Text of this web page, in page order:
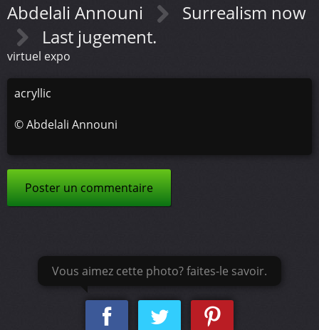
Abdelali Announi
Surrealism now
Last jugement.
virtuel expo
acryllic
©Abdelali Announi
Poster un commentaire
Vous aimez cette photo? faites-le savoir.